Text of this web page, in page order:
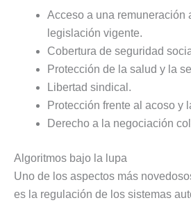
Acceso a una remuneración
legislación vigente.
Cobertura de seguridad
Protección de la salud y la
Libertad sindical.
Protección frente al acoso y
Derecho a la negociación
Algoritmos bajo la lupa
Uno de los aspectos más
es la regulación de los sistemas